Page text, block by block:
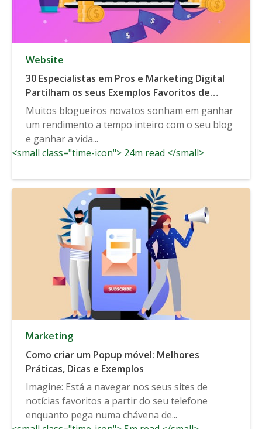
Website
30 Especialistas em Pros e Marketing Digital
Partilham os seus Exemplos Favoritos de
Negócios de Seis Números (ou Superior)
Construídos em Blogging
Muitos blogueiros novatos sonham em ganhar
um rendimento a tempo inteiro com o seu blog
e ganhar a vida...
<small class="time-icon"> 24m read </small>
Marketing
Como criar um Popup móvel: Melhores
Práticas, Dicas e Exemplos
Imagine: Está a navegar nos seus sites de
notícias favoritos a partir do seu telefone
enquanto pega numa chávena de...